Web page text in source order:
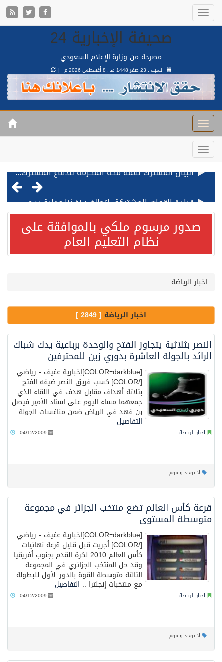
صحيفة الإخبارية 24
مصرحة من وزارة الإعلام السعودي
السبت , 23 صفر 1448 هـ , 8 أغسطس 2026 م |
قيادة القوات المشتركة للتحالف: نفذنا عملية رد عسكري متناسبة لأهداف عسكرية مشروعة تابعة للمليشيا الحوثية الإرهابية في محافظة الحديدة
مصدر مسؤول بالهيئة العامة للنقل: استهداف السفينة السعودية NCC MASA خلال إبحارها في البحر الأحمر نتج عنه إصابة طفيفة في بدنها
وزارة الموارد البشرية والتنمية الاجتماعية تمدد مهلة تصحيح أوضاع رخص العمل حتى نهاية العام الحالي
خلال 3 أيام… التجمعات الصحية تتلقى رغبات أكثر من 87% من موظفي وزارة الصحة لعروض الانتقال
الهيئة العامة للأمن الغذائي تكثف جهودها للحد من الفقد والهدر الغذائي خلال موسم حج 1447هـ
محافظ عفيف يؤدي صلاة عيد الأضحى
صدور مرسوم ملكي بالموافقة على
نظام التعليم العام
اخبار الرياضة
اخبار الرياضة [ 2849 ]
النصر بثلاثية يتجاوز الفتح والوحدة برباعية يدك شباك
الرائد بالجولة العاشرة بدوري زين للمحترفين
[COLOR=darkblue]إخبارية عفيف - رياضي :
[/COLOR] كسب فريق النصر ضيفه الفتح
بثلاثة أهداف مقابل هدف في اللقاء الذي
جمعهما مساء اليوم على استاد الأمير فيصل
بن فهد في الرياض ضمن منافسات الجولة ..
التفاصيل
اخبار الرياضة 04/12/2009
لا يوجد وسوم
قرعة كأس العالم تضع منتخب الجزائر في مجموعة
متوسطة المستوى
[COLOR=darkblue]إخبارية عفيف - رياضي :
[/COLOR] أجريت قبل قليل قرعة نهائيات
كأس العالم 2010 لكرة القدم بجنوب أفريقيا.
وقد حل المنتخب الجزائري في المجموعة
الثالثة متوسطة القوة بالدور الأول للبطولة
مع منتخبات إنجلترا .. التفاصيل
اخبار الرياضة 04/12/2009
لا يوجد وسوم